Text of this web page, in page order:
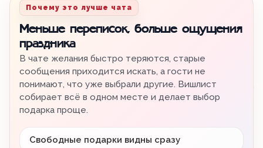
Почему это лучше чата
Меньше переписок, больше ощущения
праздника
В чате желания быстро теряются, старые
сообщения приходится искать, а гости не
понимают, что уже выбрали другие. Вишлист
собирает всё в одном месте и делает выбор
подарка проще.
Свободные подарки видны сразу